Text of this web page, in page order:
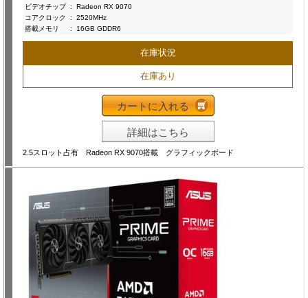
ビデオチップ :
Radeon RX 9070
コアクロック
:
2520MHz
搭載メモリ
: 16GB GDDR6
在庫状況
在庫あり
カートに入れる
詳細はこちら
2.5スロット占有 Radeon RX 9070搭載 グラフィックボード